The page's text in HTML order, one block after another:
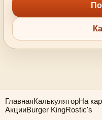
ГлавнаяКалькуляторНа
АкцииBurger KingRostic's